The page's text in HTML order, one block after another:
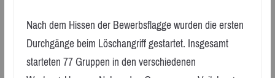
Nach dem Hissen der Bewerbsflagge wurden die ersten
Durchgänge beim Löschangriff gestartet. Insgesamt
starteten 77 Gruppen in den verschiedenen